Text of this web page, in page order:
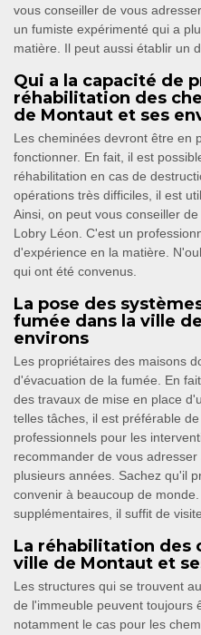
vous conseiller de vous
un fumiste expérimenté qui a
matière. Il peut aussi établir un
Qui a la capacité de
réhabilitation des
de Montaut et ses
Les cheminées devront être en
fonctionner. En fait, il est
réhabilitation en cas de
opérations très difficiles, il est
Ainsi, on peut vous conseiller
Lobry Léon. C'est un
d'expérience en la matière.
qui ont été convenus.
La pose des
fumée dans la ville
environs
Les propriétaires des maisons
d'évacuation de la fumée. En
des travaux de mise en place
telles tâches, il est préférable
professionnels pour les
recommander de vous
plusieurs années. Sachez qu'il
convenir à beaucoup de
supplémentaires, il suffit de
La réhabilitation des
ville de Montaut et
Les structures qui se trouvent
de l'immeuble peuvent toujours
notamment le cas pour les